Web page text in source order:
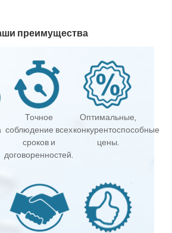
преимущества
Точное
соблюдение всех
сроков и
договоренностей.
Оптимальные,
конкурентоспособные
цены.